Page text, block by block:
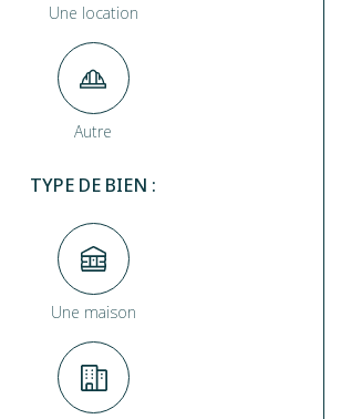
Une location
Autre
TYPE DE BIEN :
Une maison